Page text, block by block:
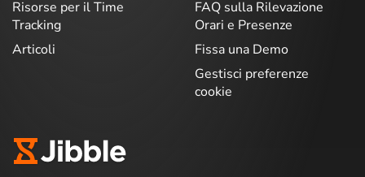
Risorse per il Time
Tracking
Articoli
FAQ sulla Rilevazione
Orari e Presenze
Fissa una Demo
Gestisci preferenze
cookie